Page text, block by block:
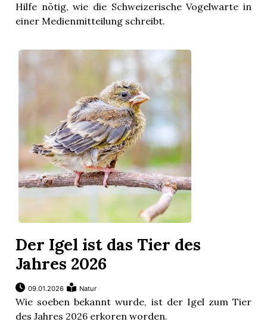
Hilfe nötig, wie die Schweizerische Vogelwarte in
einer Medienmitteilung schreibt.
Der Igel ist das Tier des
Jahres 2026
09.01.2026 Natur
Wie soeben bekannt wurde, ist der Igel zum Tier
des Jahres 2026 erkoren worden.